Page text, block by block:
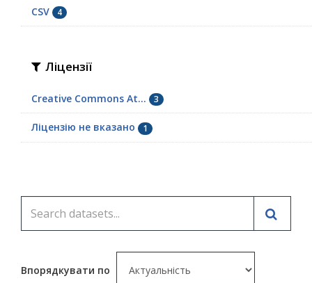
CSV 4
Ліцензії
Creative Commons At... 3
Ліцензію не вказано 1
Впорядкувати по